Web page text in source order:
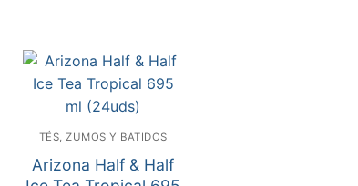
TÉS, ZUMOS Y BATIDOS
Arizona Half & Half